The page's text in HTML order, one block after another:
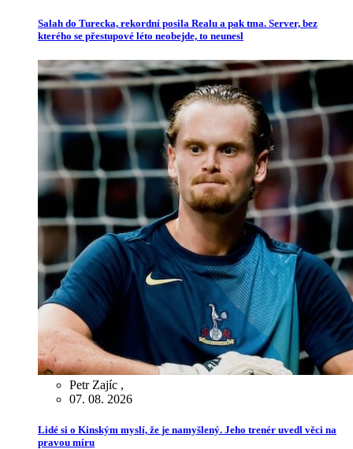
Salah do Turecka, rekordní posila Realu a pak tma. Server, bez
kterého se přestupové léto neobejde, to neunesl
Petr Zajíc ,
07. 08. 2026
Lidé si o Kinským myslí, že je namyšlený. Jeho trenér uvedl věci na
pravou míru